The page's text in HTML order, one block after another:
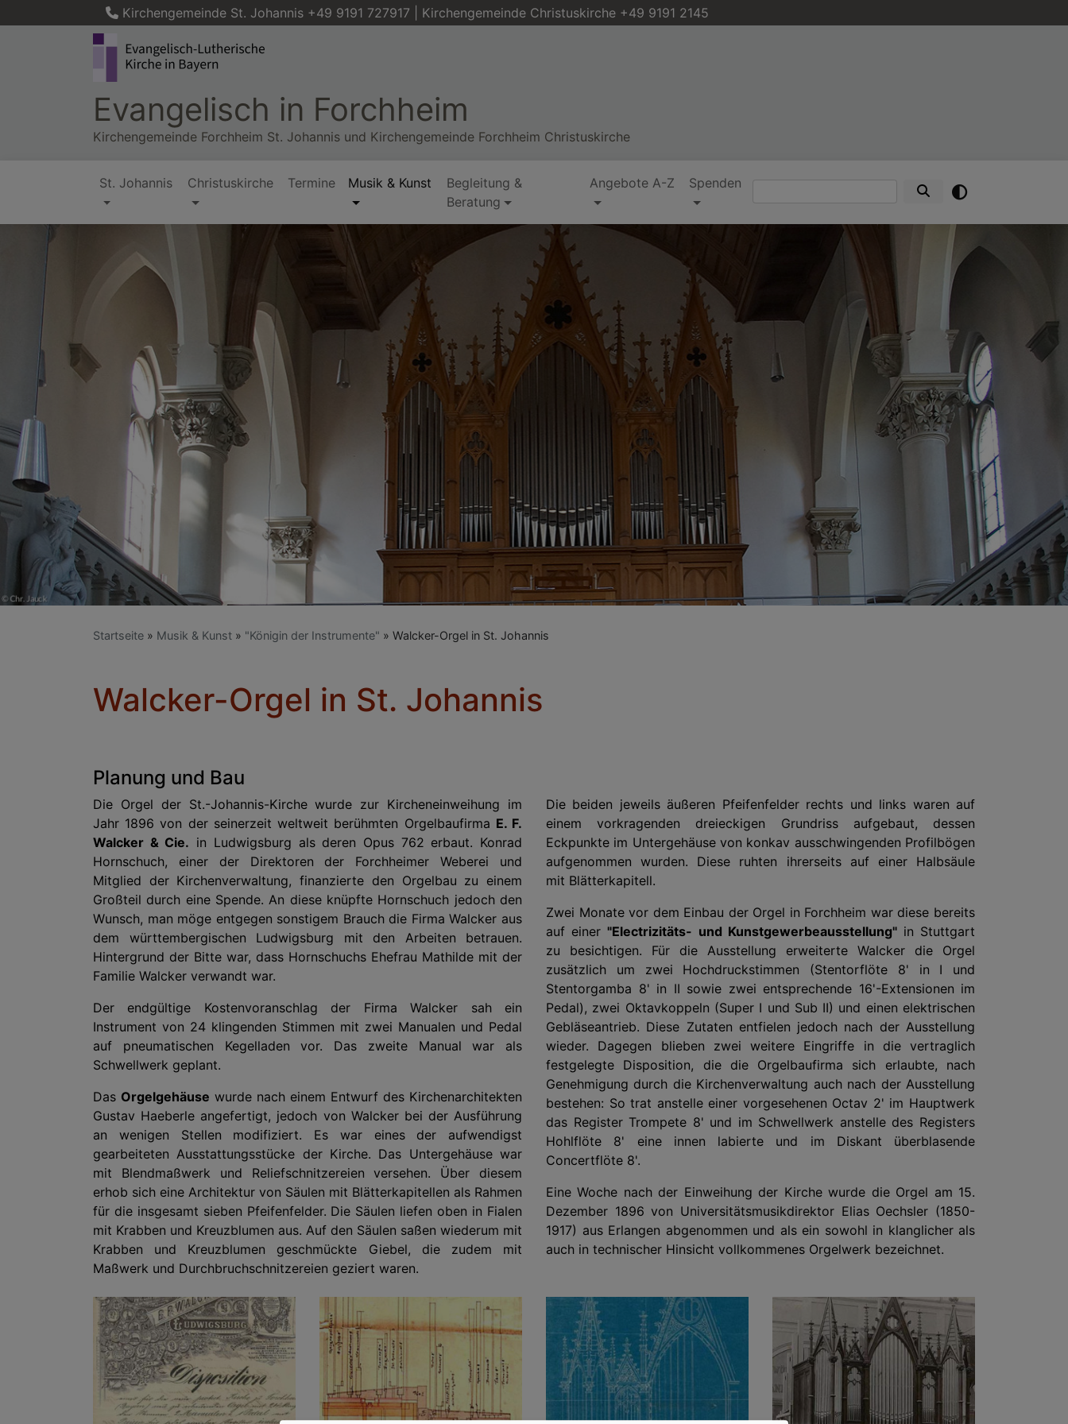
zum
Kirchengemeinde St. Johannis +49 9191 727917 | Kirchengemeinde Christuskirche +49 9191 2145
Evangelisch in Forchheim
Kirchengemeinde Forchheim St. Johannis und Kirchengemeinde Forchheim Christuskirche
Hauptnavigation
St. Johannis Christuskirche Termine Musik & Kunst
Begleitung &
Beratung
Angebote A-Z SpendenSuche
Startseite Musik & Kunst "Königin der Instrumente" Walcker-Orgel in St. Johannis
Walcker-Orgel in St. Johannis
Planung und Bau
Die Orgel der St.-Johannis-Kirche wurde zur Kircheneinweihung im
Jahr 1896 von der seinerzeit weltweit berühmten Orgelbaufirma E. F.
Walcker & Cie. in Ludwigsburg als deren Opus 762 erbaut. Konrad
Hornschuch, einer der Direktoren der Forchheimer Weberei und
Mitglied der Kirchenverwaltung, finanzierte den Orgelbau zu einem
Großteil durch eine Spende. An diese knüpfte Hornschuch jedoch den
Wunsch, man möge entgegen sonstigem Brauch die Firma Walcker aus
dem württembergischen Ludwigsburg mit den Arbeiten betrauen.
Hintergrund der Bitte war, dass Hornschuchs Ehefrau Mathilde mit der
Familie Walcker verwandt war.
Der endgültige Kostenvoranschlag der Firma Walcker sah ein
Instrument von 24 klingenden Stimmen mit zwei Manualen und Pedal
auf pneumatischen Kegelladen vor. Das zweite Manual war als
Schwellwerk geplant.
Das Orgelgehäuse wurde nach einem Entwurf des Kirchenarchitekten
Gustav Haeberle angefertigt, jedoch von Walcker bei der Ausführung
an wenigen Stellen modifiziert. Es war eines der aufwendigst
gearbeiteten Ausstattungsstücke der Kirche. Das Untergehäuse war
mit Blendmaßwerk und Reliefschnitzereien versehen. Über diesem
erhob sich eine Architektur von Säulen mit Blätterkapitellen als Rahmen
für die insgesamt sieben Pfeifenfelder. Die Säulen liefen oben in Fialen
mit Krabben und Kreuzblumen aus. Auf den Säulen saßen wiederum mit
Krabben und Kreuzblumen geschmückte Giebel, die zudem mit
Maßwerk und Durchbruchschnitzereien geziert waren.
Die beiden jeweils äußeren Pfeifenfelder rechts und links waren auf
einem vorkragenden dreieckigen Grundriss aufgebaut, dessen
Eckpunkte im Untergehäuse von konkav ausschwingenden Profilbögen
aufgenommen wurden. Diese ruhten ihrerseits auf einer Halbsäule
mit Blätterkapitell.
Zwei Monate vor dem Einbau der Orgel in Forchheim war diese bereits
auf einer"Electrizitäts- und Kunstgewerbeausstellung"in Stuttgart
zu besichtigen. Für die Ausstellung erweiterte Walcker die Orgel
zusätzlich um zwei Hochdruckstimmen (Stentorflöte 8' in I und
Stentorgamba 8' in II sowie zwei entsprechende 16'-Extensionen im
Pedal), zwei Oktavkoppeln (Super I und Sub II) und einen elektrischen
Gebläseantrieb. Diese Zutaten entfielen jedoch nach der Ausstellung
wieder. Dagegen blieben zwei weitere Eingriffe in die vertraglich
festgelegte Disposition, die die Orgelbaufirma sich erlaubte, nach
Genehmigung durch die Kirchenverwaltung auch nach der Ausstellung
bestehen: So trat anstelle einer vorgesehenen Octav 2' im Hauptwerk
das Register Trompete 8' und im Schwellwerk anstelle des Registers
Hohlflöte 8' eine innen labierte und im Diskant überblasende
Concertflöte 8'.
Eine Woche nach der Einweihung der Kirche wurde die Orgel am 15.
Dezember 1896 von Universitätsmusikdirektor Elias Oechsler (1850-
1917) aus Erlangen abgenommen und als ein sowohl in klanglicher als
auch in technischer Hinsicht vollkommenes Orgelwerk bezeichnet.